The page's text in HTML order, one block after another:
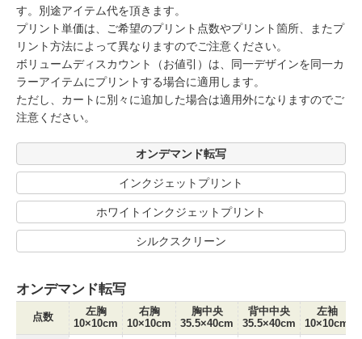
す。別途アイテム代を頂きます。
プリント単価は、ご希望のプリント点数やプリント箇所、またプ
リント方法によって異なりますのでご注意ください。
ボリュームディスカウント（お値引）は、同一デザインを同一カ
ラーアイテムにプリントする場合に適用します。
ただし、カートに別々に追加した場合は適用外になりますのでご
注意ください。
オンデマンド転写
インクジェットプリント
ホワイトインクジェットプリント
シルクスクリーン
オンデマンド転写
点数
左胸
10×10cm
右胸
10×10cm
胸中央
35.5×40cm
背中中央
35.5×40cm
左袖
10×10cm